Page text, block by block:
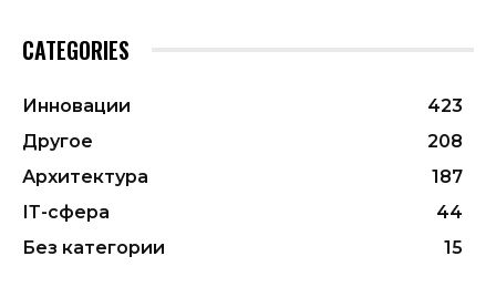
CATEGORIES
Инновации
423
Другое
208
Архитектура
187
ІТ-сфера
44
Без категории
15